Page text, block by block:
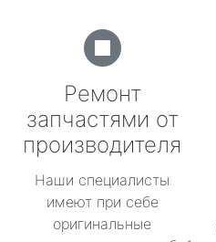
Ремонт
запчастями от
производителя
Наши специалисты
имеют при себе
оригинальные